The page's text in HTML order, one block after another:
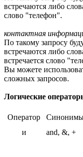
встречаются либо
слово "телефон".
контактная
По такому запросу
встречаются либо
встречается слово
Вы можете
сложных запросов.
Логические
Оператор
и
and, &, +